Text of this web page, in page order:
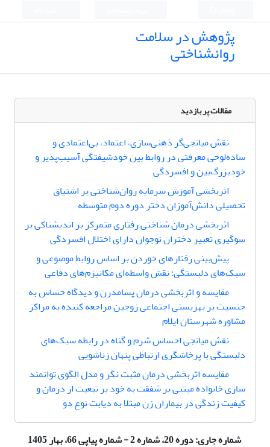
پژوهش در سلامت
روانشناختی
مقالات پر بازدید
نقش میانجی‌گر ذهنی‌سازی، اعتماد، بی‌اعتمادی و
ساده‌لوحی معرفتی در روابط بین خودشیفتگی آسیب‌پذیر و
خودبزرگ‌بین و افسردگی
اثربخشی آموزش سرمایه روان‌شناختی بر اشتیاق
تحصیلی دانش‌آموزان دختر دوره دوم متوسطه
اثربخشی درمان شناختی رفتاری متمرکز بر اندیشناکی بر
سوگیری تعبیر دختران نوجوان دارای اختلال افسردگی
پیش‌بینی رفتارهای خوردن بر اساس روابط موضوعی و
سبک‌های دلبستگی: نقش ‌واسطه‌ای مکانیزم‌های دفاعی
مقایسه و اثربخشی درمان پسامدرن و دیدگاه حساس به
جنسیت بر بهزیستی اجتماعی زوجین مراجعه کننده به مراکز
مشاوره شهرستان ایلام
نقش میانجی احساس شرم و گناه در رابطه سبک‌های
دلبستگی با پرخاشگری ارتباطی پنهان زناشویی
مقایسه اثربخشی درمان مثبت نگر و مدل الگوی توانمند
سازی خانواده مبتنی بر شفقت به خود بر تبعیت از درمان و
کیفیت زندگی در بیماران زن مبتلا به دیابت نوع دو
شماره جاری:دوره 20، شماره 2 - شماره پیاپی 66، بهار 1405